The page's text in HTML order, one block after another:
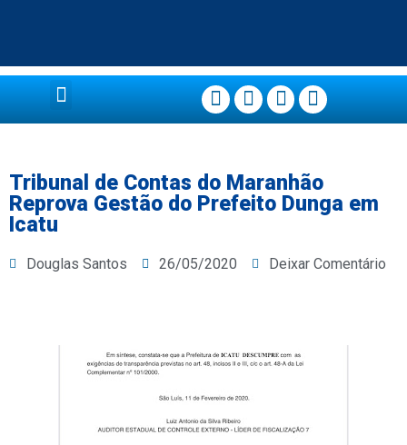
Tribunal de Contas do Maranhão
Reprova Gestão do Prefeito Dunga em
Icatu
Douglas Santos 26/05/2020 Deixar Comentário